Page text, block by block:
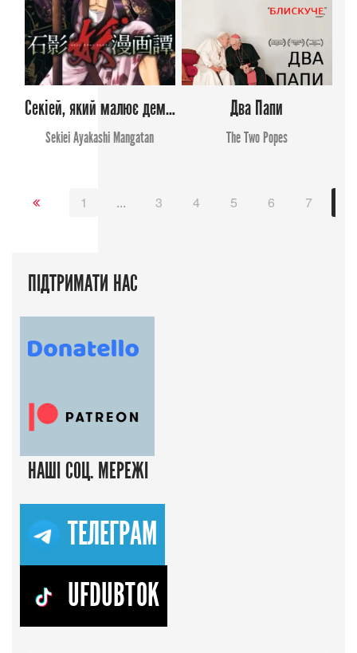
Секіей, який малює демонів
Sekiei Ayakashi Mangatan
Два Папи
The Two Popes
1 ... 3 4 5 6 7
ПІДТРИМАТИ НАС
НАШІ СОЦ. МЕРЕЖІ
ТЕЛЕГРАМ
UFDUBTOK